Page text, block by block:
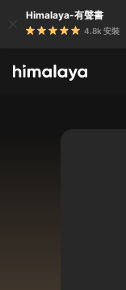
Himalaya-有聲書
4.8k 安裝